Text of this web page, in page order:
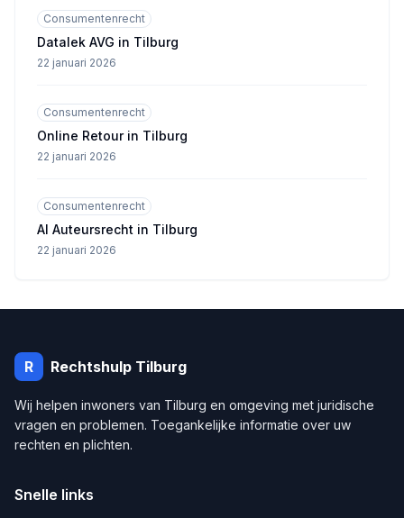
Consumentenrecht
Datalek AVG in Tilburg
22 januari 2026
Consumentenrecht
Online Retour in Tilburg
22 januari 2026
Consumentenrecht
AI Auteursrecht in Tilburg
22 januari 2026
R Rechtshulp Tilburg
Wij helpen inwoners van Tilburg en omgeving met juridische
vragen en problemen. Toegankelijke informatie over uw
rechten en plichten.
Snelle links